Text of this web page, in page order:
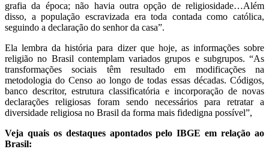
grafia da época; não havia outra opção de religiosidade…Além
disso, a população escravizada era toda contada como católica,
seguindo a declaração do senhor da casa”.
Ela lembra da história para dizer que hoje, as informações sobre
religião no Brasil contemplam variados grupos e subgrupos. “As
transformações sociais têm resultado em modificações na
metodologia do Censo ao longo de todas essas décadas. Códigos,
banco descritor, estrutura classificatória e incorporação de novas
declarações religiosas foram sendo necessários para retratar a
diversidade religiosa no Brasil da forma mais fidedigna possível”,
Veja quais os destaques apontados pelo IBGE em relação ao
Brasil: